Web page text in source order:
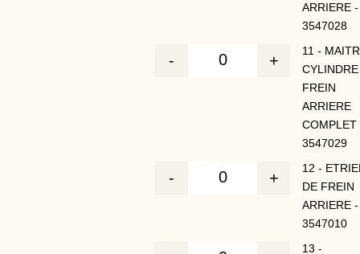
ARRIERE -
3547028
Quantité
- +
11 -
FREIN
ARRIERE
COMPLET
3547029
Quantité
- +
12 -
DE FREIN
ARRIERE -
3547010
13 -